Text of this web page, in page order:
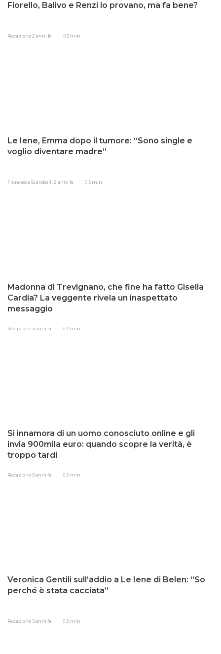
Fiorello, Balivo e Renzi lo provano, ma fa bene?
Redazione 2 anni fa 3 min
Le Iene, Emma dopo il tumore: “Sono single e
voglio diventare madre”
Francesca Scarabelli 2 anni fa 3 min
Madonna di Trevignano, che fine ha fatto Gisella
Cardia? La veggente rivela un inaspettato
messaggio
Redazione3 anni fa 2 min
Si innamora di un uomo conosciuto online e gli
invia 900mila euro: quando scopre la verità, è
troppo tardi
Redazione3 anni fa 2 min
Veronica Gentili sull’addio a Le Iene di Belen: “So
perché è stata cacciata”
Redazione3 anni fa 2 min